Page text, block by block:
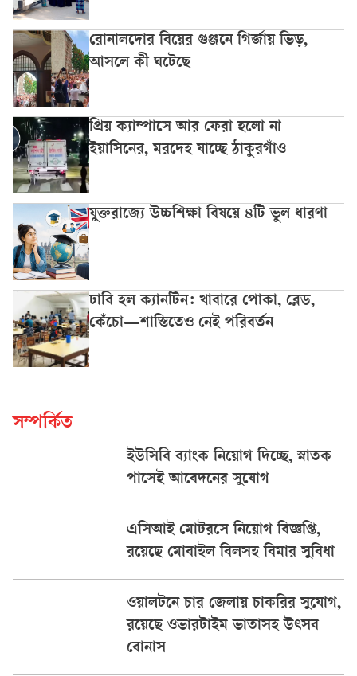
রোনালদোর বিয়ের গুঞ্জনে গির্জায় ভিড়,
আসলে কী ঘটেছে
প্রিয় ক্যাম্পাসে আর ফেরা হলো না
ইয়াসিনের, মরদেহ যাচ্ছে ঠাকুরগাঁও
যুক্তরাজ্যে উচ্চশিক্ষা বিষয়ে ৪টি ভুল ধারণা
ঢাবি হল ক্যানটিন: খাবারে পোকা, ব্লেড,
কেঁচো—শাস্তিতেও নেই পরিবর্তন
সম্পর্কিত
ইউসিবি ব্যাংক নিয়োগ দিচ্ছে, স্নাতক
পাসেই আবেদনের সুযোগ
এসিআই মোটরসে নিয়োগ বিজ্ঞপ্তি,
রয়েছে মোবাইল বিলসহ বিমার সুবিধা
ওয়ালটনে চার জেলায় চাকরির সুযোগ,
রয়েছে ওভারটাইম ভাতাসহ উৎসব
বোনাস